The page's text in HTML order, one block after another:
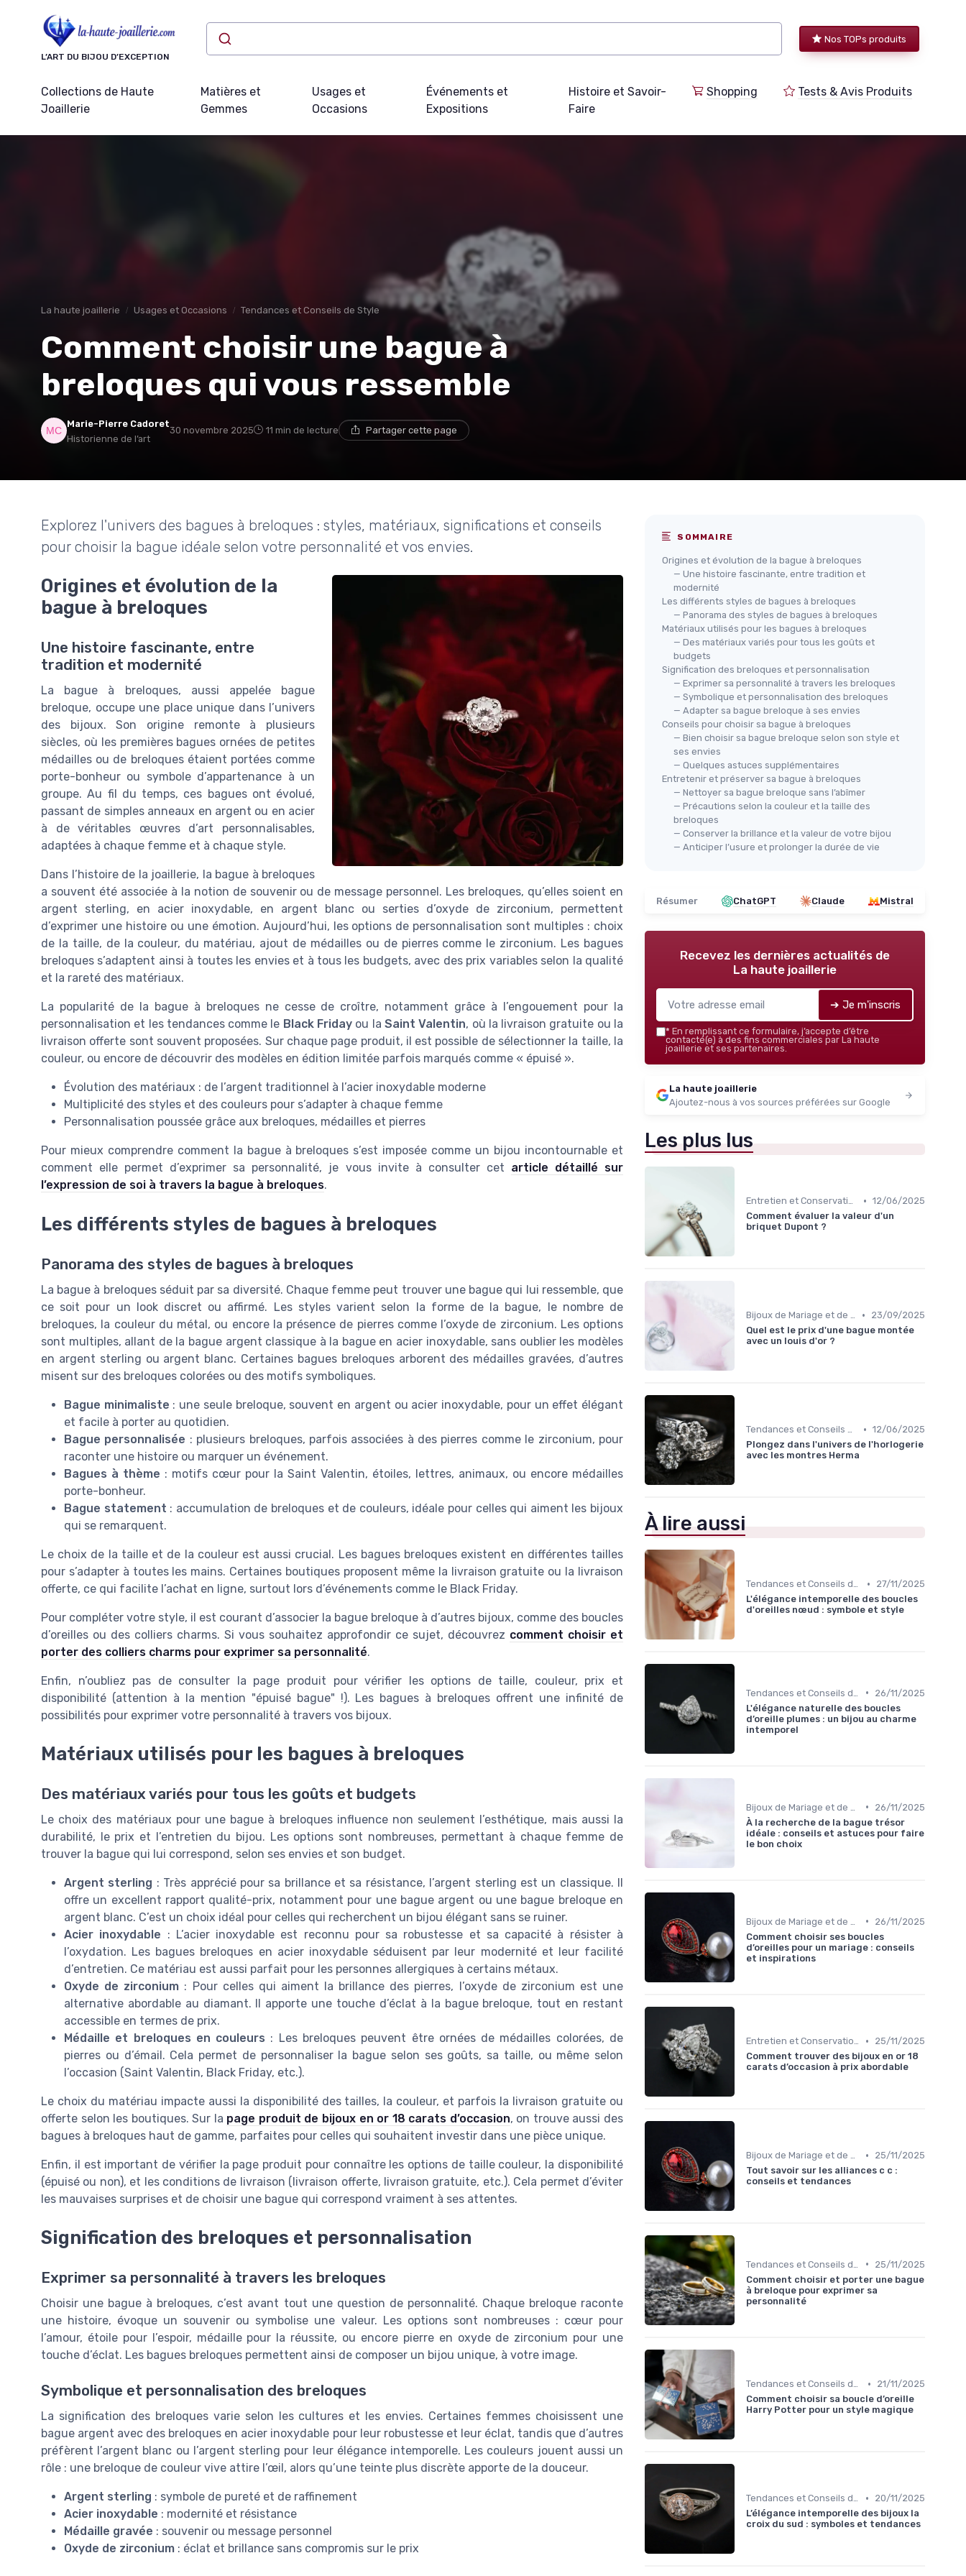
L’ART DU BIJOU D’EXCEPTION
Nos TOPs produits
Collections de Haute
Joaillerie
Matières et
Gemmes
Usages et
Occasions
Événements et
Expositions
Histoire et Savoir-
Faire
Shopping Tests & Avis Produits
La haute joaillerie Usages et Occasions Tendances et Conseils de Style
Comment choisir une bague à
breloques qui vous ressemble
Marie-Pierre Cadoret
Historienne de l’art
30 novembre 2025 11 min de lecture Partager cette page
Explorez l'univers des bagues à breloques : styles, matériaux, significations et conseils
pour choisir la bague idéale selon votre personnalité et vos envies.
Origines et évolution de la
bague à breloques
Une histoire fascinante, entre
tradition et modernité
La bague à breloques, aussi appelée bague
breloque, occupe une place unique dans l’univers
des bijoux. Son origine remonte à plusieurs
siècles, où les premières bagues ornées de petites
médailles ou de breloques étaient portées comme
porte-bonheur ou symbole d’appartenance à un
groupe. Au fil du temps, ces bagues ont évolué,
passant de simples anneaux en argent ou en acier
à de véritables œuvres d’art personnalisables,
adaptées à chaque femme et à chaque style.
Dans l’histoire de la joaillerie, la bague à breloques
a souvent été associée à la notion de souvenir ou de message personnel. Les breloques, qu’elles soient en
argent sterling, en acier inoxydable, en argent blanc ou serties d’oxyde de zirconium, permettent
d’exprimer une histoire ou une émotion. Aujourd’hui, les options de personnalisation sont multiples : choix
de la taille, de la couleur, du matériau, ajout de médailles ou de pierres comme le zirconium. Les bagues
breloques s’adaptent ainsi à toutes les envies et à tous les budgets, avec des prix variables selon la qualité
et la rareté des matériaux.
La popularité de la bague à breloques ne cesse de croître, notamment grâce à l’engouement pour la
personnalisation et les tendances comme le Black Friday ou la Saint Valentin, où la livraison gratuite ou la
livraison offerte sont souvent proposées. Sur chaque page produit, il est possible de sélectionner la taille, la
couleur, ou encore de découvrir des modèles en édition limitée parfois marqués comme « épuisé ».
Évolution des matériaux : de l’argent traditionnel à l’acier inoxydable moderne
Multiplicité des styles et des couleurs pour s’adapter à chaque femme
Personnalisation poussée grâce aux breloques, médailles et pierres
Pour mieux comprendre comment la bague à breloques s’est imposée comme un bijou incontournable et
comment elle permet d’exprimer sa personnalité, je vous invite à consulter cet article détaillé sur
l’expression de soi à travers la bague à breloques.
Les différents styles de bagues à breloques
Panorama des styles de bagues à breloques
La bague à breloques séduit par sa diversité. Chaque femme peut trouver une bague qui lui ressemble, que
ce soit pour un look discret ou affirmé. Les styles varient selon la forme de la bague, le nombre de
breloques, la couleur du métal, ou encore la présence de pierres comme l’oxyde de zirconium. Les options
sont multiples, allant de la bague argent classique à la bague en acier inoxydable, sans oublier les modèles
en argent sterling ou argent blanc. Certaines bagues breloques arborent des médailles gravées, d’autres
misent sur des breloques colorées ou des motifs symboliques.
Bague minimaliste : une seule breloque, souvent en argent ou acier inoxydable, pour un effet élégant
et facile à porter au quotidien.
Bague personnalisée : plusieurs breloques, parfois associées à des pierres comme le zirconium, pour
raconter une histoire ou marquer un événement.
Bagues à thème : motifs cœur pour la Saint Valentin, étoiles, lettres, animaux, ou encore médailles
porte-bonheur.
Bague statement : accumulation de breloques et de couleurs, idéale pour celles qui aiment les bijoux
qui se remarquent.
Le choix de la taille et de la couleur est aussi crucial. Les bagues breloques existent en différentes tailles
pour s’adapter à toutes les mains. Certaines boutiques proposent même la livraison gratuite ou la livraison
offerte, ce qui facilite l’achat en ligne, surtout lors d’événements comme le Black Friday.
Pour compléter votre style, il est courant d’associer la bague breloque à d’autres bijoux, comme des boucles
d’oreilles ou des colliers charms. Si vous souhaitez approfondir ce sujet, découvrez comment choisir et
porter des colliers charms pour exprimer sa personnalité.
Enfin, n’oubliez pas de consulter la page produit pour vérifier les options de taille, couleur, prix et
disponibilité (attention à la mention "épuisé bague" !). Les bagues à breloques offrent une infinité de
possibilités pour exprimer votre personnalité à travers vos bijoux.
Matériaux utilisés pour les bagues à breloques
Des matériaux variés pour tous les goûts et budgets
Le choix des matériaux pour une bague à breloques influence non seulement l’esthétique, mais aussi la
durabilité, le prix et l’entretien du bijou. Les options sont nombreuses, permettant à chaque femme de
trouver la bague qui lui correspond, selon ses envies et son budget.
Argent sterling : Très apprécié pour sa brillance et sa résistance, l’argent sterling est un classique. Il
offre un excellent rapport qualité-prix, notamment pour une bague argent ou une bague breloque en
argent blanc. C’est un choix idéal pour celles qui recherchent un bijou élégant sans se ruiner.
Acier inoxydable : L’acier inoxydable est reconnu pour sa robustesse et sa capacité à résister à
l’oxydation. Les bagues breloques en acier inoxydable séduisent par leur modernité et leur facilité
d’entretien. Ce matériau est aussi parfait pour les personnes allergiques à certains métaux.
Oxyde de zirconium : Pour celles qui aiment la brillance des pierres, l’oxyde de zirconium est une
alternative abordable au diamant. Il apporte une touche d’éclat à la bague breloque, tout en restant
accessible en termes de prix.
Médaille et breloques en couleurs : Les breloques peuvent être ornées de médailles colorées, de
pierres ou d’émail. Cela permet de personnaliser la bague selon ses goûts, sa taille, ou même selon
l’occasion (Saint Valentin, Black Friday, etc.).
Le choix du matériau impacte aussi la disponibilité des tailles, la couleur, et parfois la livraison gratuite ou
offerte selon les boutiques. Sur la page produit de bijoux en or 18 carats d’occasion, on trouve aussi des
bagues à breloques haut de gamme, parfaites pour celles qui souhaitent investir dans une pièce unique.
Enfin, il est important de vérifier la page produit pour connaître les options de taille couleur, la disponibilité
(épuisé ou non), et les conditions de livraison (livraison offerte, livraison gratuite, etc.). Cela permet d’éviter
les mauvaises surprises et de choisir une bague qui correspond vraiment à ses attentes.
Signification des breloques et personnalisation
Exprimer sa personnalité à travers les breloques
Choisir une bague à breloques, c’est avant tout une question de personnalité. Chaque breloque raconte
une histoire, évoque un souvenir ou symbolise une valeur. Les options sont nombreuses : cœur pour
l’amour, étoile pour l’espoir, médaille pour la réussite, ou encore pierre en oxyde de zirconium pour une
touche d’éclat. Les bagues breloques permettent ainsi de composer un bijou unique, à votre image.
Symbolique et personnalisation des breloques
La signification des breloques varie selon les cultures et les envies. Certaines femmes choisissent une
bague argent avec des breloques en acier inoxydable pour leur robustesse et leur éclat, tandis que d’autres
préfèrent l’argent blanc ou l’argent sterling pour leur élégance intemporelle. Les couleurs jouent aussi un
rôle : une breloque de couleur vive attire l’œil, alors qu’une teinte plus discrète apporte de la douceur.
Argent sterling : symbole de pureté et de raffinement
Acier inoxydable : modernité et résistance
Médaille gravée : souvenir ou message personnel
Oxyde de zirconium : éclat et brillance sans compromis sur le prix
SOMMAIRE
Origines et évolution de la bague à breloques
— Une histoire fascinante, entre tradition et
modernité
Les différents styles de bagues à breloques
— Panorama des styles de bagues à breloques
Matériaux utilisés pour les bagues à breloques
— Des matériaux variés pour tous les goûts et
budgets
Signification des breloques et personnalisation
— Exprimer sa personnalité à travers les breloques
— Symbolique et personnalisation des breloques
— Adapter sa bague breloque à ses envies
Conseils pour choisir sa bague à breloques
— Bien choisir sa bague breloque selon son style et
ses envies
— Quelques astuces supplémentaires
Entretenir et préserver sa bague à breloques
— Nettoyer sa bague breloque sans l’abîmer
— Précautions selon la couleur et la taille des
breloques
— Conserver la brillance et la valeur de votre bijou
— Anticiper l’usure et prolonger la durée de vie
Résumer ChatGPT Claude Mistral
Recevez les dernières actualités de
La haute joaillerie
➔ Je m'inscris
* En remplissant ce formulaire, j’accepte d’être
contacté(e) à des fins commerciales par La haute
joaillerie et ses partenaires.
La haute joaillerie
Ajoutez-nous à vos sources préférées sur Google
Les plus lus
Entretien et Conservation des Bijoux • 12/06/2025
Comment évaluer la valeur d'un
briquet Dupont ?
Bijoux de Mariage et de Fiançailles •
23/09/2025
Quel est le prix d'une bague montée
avec un louis d'or ?
Tendances et Conseils de Style • 12/06/2025
Plongez dans l'univers de l'horlogerie
avec les montres Herma
À lire aussi
Tendances et Conseils de Style •
27/11/2025
L'élégance intemporelle des boucles
d'oreilles nœud : symbole et style
•
26/11/2025
L'élégance naturelle des boucles
d’oreille plumes : un bijou au charme
intemporel
•
26/11/2025
À la recherche de la bague trésor
idéale : conseils et astuces pour faire
le bon choix
•
26/11/2025
Comment choisir ses boucles
d’oreilles pour un mariage : conseils
et inspirations
Entretien et Conservation des Bijoux •
25/11/2025
Comment trouver des bijoux en or 18
carats d’occasion à prix abordable
Bijoux de Mariage et de Fiançailles •
25/11/2025
Tout savoir sur les alliances c c :
conseils et tendances
•
25/11/2025
Comment choisir et porter une bague
à breloque pour exprimer sa
personnalité
Tendances et Conseils de Style •
21/11/2025
Comment choisir sa boucle d’oreille
Harry Potter pour un style magique
Tendances et Conseils de Style •
20/11/2025
L’élégance intemporelle des bijoux la
croix du sud : symboles et tendances